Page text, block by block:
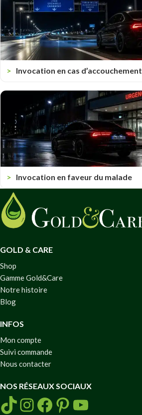
Invocation en cas d’accouchement
Invocation en faveur du malade
GOLD & CARE
Shop
Gamme Gold&Care
Notre histoire
Blog
INFOS
Mon compte
Suivi commande
Nous contacter
NOS RÉSEAUX SOCIAUX